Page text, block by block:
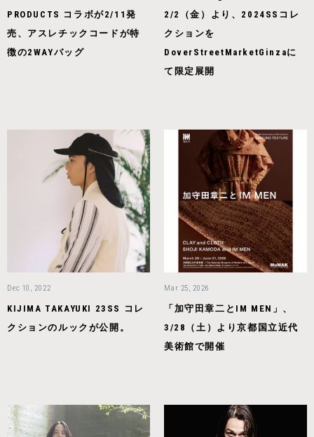
PRODUCTS コラボが2/11発
売、アスレチックコードが特
徴の2WAYバッグ
2/2（金）より、2024SSコレ
クションを
DoverStreetMarketGinzaに
て限定展開
Dec 10, 2022
KIJIMA TAKAYUKI 23SS コレ
クションのルックが公開。
Mar 25, 2026
「加守田章二とIM MEN」、
3/28（土）より京都国立近代
美術館で開催